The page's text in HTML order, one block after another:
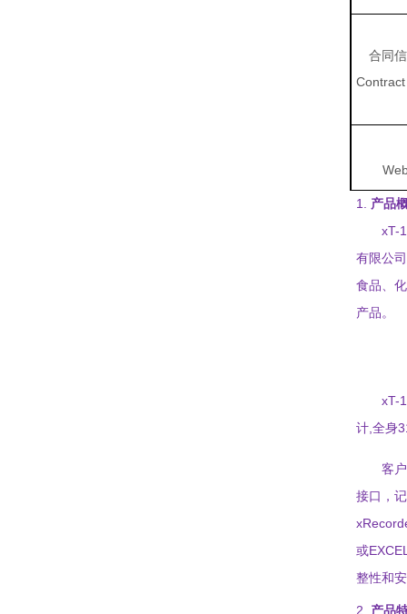
合同
1. 产品
xT-
有限公司
食品、
产品。
xT-
计 全身
客
接口 ，
或
整性和
2. 产品